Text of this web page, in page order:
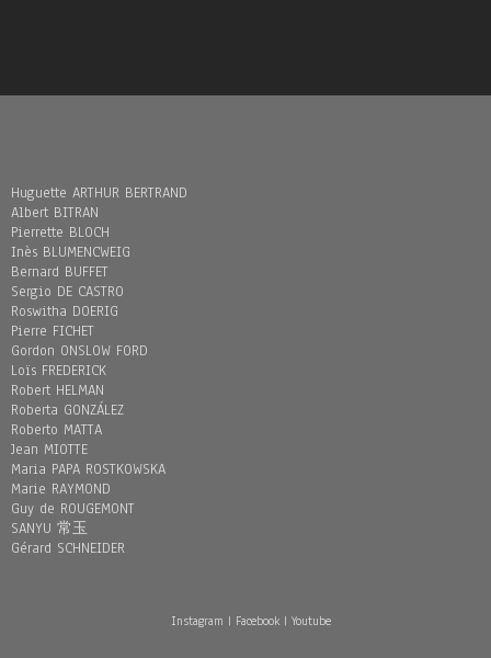
Huguette ARTHUR BERTRAND
Albert BITRAN
Pierrette BLOCH
Inès BLUMENCWEIG
Bernard BUFFET
Sergio DE CASTRO
Roswitha DOERIG
Pierre FICHET
Gordon ONSLOW FORD
Loïs FREDERICK
Robert HELMAN
Roberta GONZÁLEZ
Roberto MATTA
Jean MIOTTE
Maria PAPA ROSTKOWSKA
Marie RAYMOND
Guy de ROUGEMONT
SANYU 常玉
Gérard SCHNEIDER
Instagram | Facebook| Youtube